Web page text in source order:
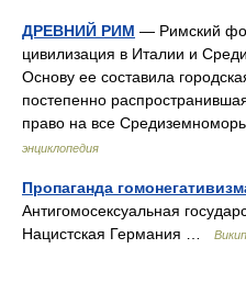
ДРЕВНИЙ РИМ — Римский
цивилизация в Италии и
Основу ее составила
постепенно
право на все
энциклопедия
Пропаганда
Антигомосексуальная
Нацистская Германия …